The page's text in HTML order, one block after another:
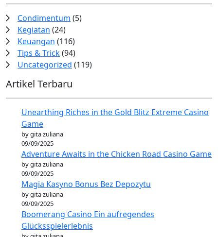
Condimentum (5)
Kegiatan (24)
Keuangan (116)
Tips & Trick(94)
Uncategorized (119)
Artikel Terbaru
Unearthing Riches in the Gold Blitz Extreme Casino
Game
by gita zuliana
09/09/2025
Adventure Awaits in the Chicken Road Casino Game
by gita zuliana
09/09/2025
Magia Kasyno Bonus Bez Depozytu
by gita zuliana
09/09/2025
Boomerang Casino Ein aufregendes
Glücksspielerlebnis